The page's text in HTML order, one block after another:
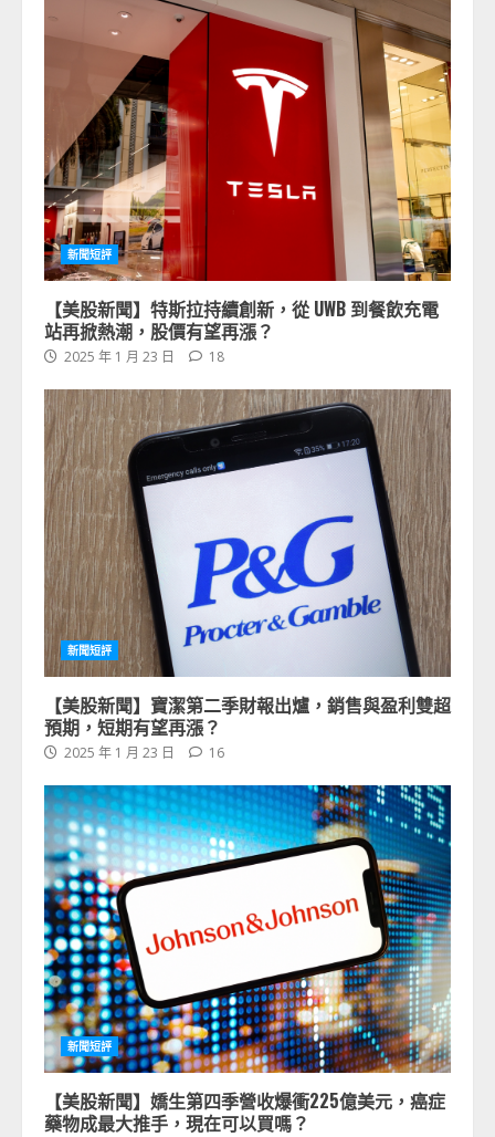
新聞短評
【美股新聞】特斯拉持續創新，從 UWB 到餐飲充電
站再掀熱潮，股價有望再漲？
2025 年 1 月 23 日 18
新聞短評
【美股新聞】寶潔第二季財報出爐，銷售與盈利雙超
預期，短期有望再漲？
2025 年 1 月 23 日 16
新聞短評
【美股新聞】嬌生第四季營收爆衝225億美元，癌症
藥物成最大推手，現在可以買嗎？